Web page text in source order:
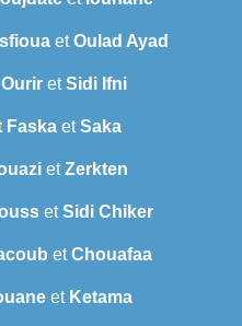
etOulad Ayad
etSidi Ifni
FaskaetSaka
etZerkten
etSidi Chiker
etChouafaa
et Ketama